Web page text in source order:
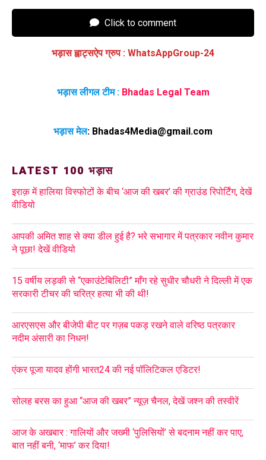
Click to comment
भड़ास ह्वाट्सऐप ग्रुप : WhatsAppGroup-24
भड़ास लीगल टीम : Bhadas Legal Team
भड़ास मेल: Bhadas4Media@gmail.com
LATEST 100 भड़ास
इराक़ में हालिया विस्फोटों के बीच ‘आज की खबर’ की ग्राउंड रिपोर्टिंग, देखें
वीडियो
आपकी अमित शाह से क्या डील हुई है? भरे सभागार में पत्रकार नवीन कुमार
ने पूछा! देखें वीडियो
15 वर्षीय लड़की से “एकाउंटेबिलिटी” माँग रहे सुधीर चौधरी ने दिल्ली में एक
सरकारी टीचर की चरित्र हत्या भी की थी!
आरएसएस और बीजेपी बीट पर गज़ब पकड़ रखने वाले वरिष्ठ पत्रकार
नदीम अंसारी का निधन!
एंकर पूजा यादव होंगी भारत24 की नई पॉलिटिकल एडिटर!
सोलह बरस का हुआ “आज की खबर” न्यूज़ चैनल, देखें जश्न की तस्वीरें
आज के अखबार : गालियों और जख्मी ‘पुलिसियों’ से बदनाम नहीं कर पाए,
बात नहीं बनी, ‘माफ’ कर दिया!